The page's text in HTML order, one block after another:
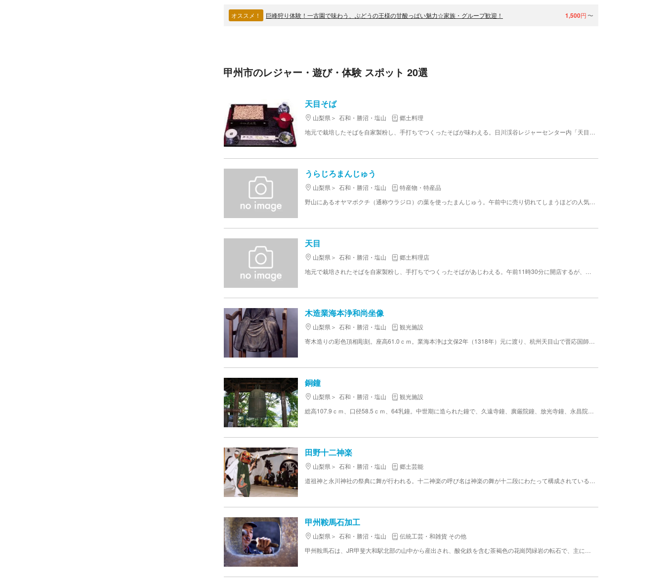
オススメ！ 巨峰狩り体験！一古園で味わう、ぶどうの王様の甘酸っぱい魅力☆家族・グループ歓迎！ 1,500円 〜
甲州市のレジャー・遊び・体験 スポット 20選
天目そば
山梨県 石和・勝沼・塩山
郷土料理
うらじろまんじゅう
山梨県 石和・勝沼・塩山
特産物・特産品
天目
山梨県 石和・勝沼・塩山
郷土料理店
木造業海本浄和尚坐像
山梨県 石和・勝沼・塩山
観光施設
銅鐘
山梨県 石和・勝沼・塩山
観光施設
田野十二神楽
山梨県 石和・勝沼・塩山
郷土芸能
甲州鞍馬石加工
山梨県 石和・勝沼・塩山
伝統工芸・和雑貨 その他